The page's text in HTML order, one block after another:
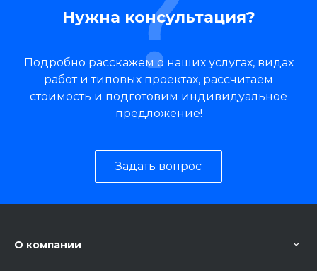
Нужна консультация?
Подробно расскажем о наших услугах, видах
работ и типовых проектах, рассчитаем
стоимость и подготовим индивидуальное
предложение!
Задать вопрос
О компании